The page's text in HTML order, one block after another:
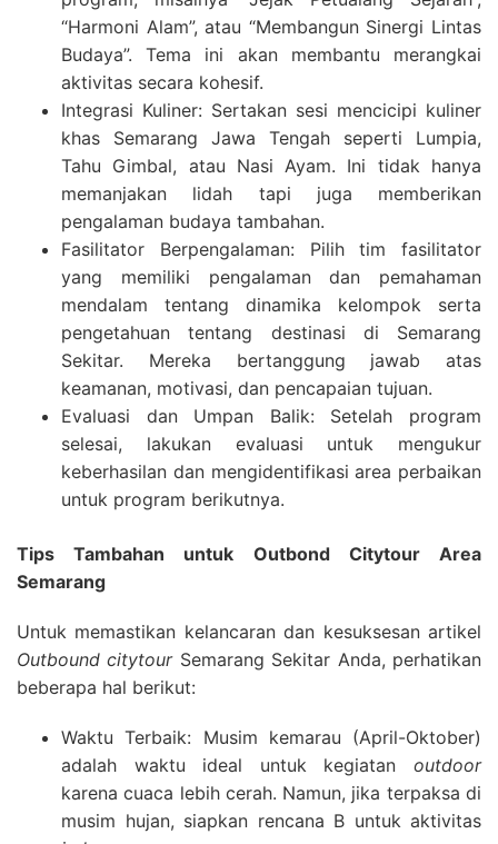
“Harmoni Alam”, atau “Membangun Sinergi Lintas
Budaya”. Tema ini akan membantu merangkai
aktivitas secara kohesif.
Integrasi Kuliner: Sertakan sesi mencicipi kuliner
khas Semarang Jawa Tengah seperti Lumpia,
Tahu Gimbal, atau Nasi Ayam. Ini tidak hanya
memanjakan lidah tapi juga memberikan
pengalaman budaya tambahan.
Fasilitator Berpengalaman: Pilih tim fasilitator
yang memiliki pengalaman dan pemahaman
mendalam tentang dinamika kelompok serta
pengetahuan tentang destinasi di Semarang
Sekitar. Mereka bertanggung jawab atas
keamanan, motivasi, dan pencapaian tujuan.
Evaluasi dan Umpan Balik: Setelah program
selesai, lakukan evaluasi untuk mengukur
keberhasilan dan mengidentifikasi area perbaikan
untuk program berikutnya.
Tips Tambahan untuk Outbond Citytour Area
Semarang
Untuk memastikan kelancaran dan kesuksesan artikel
Outbound citytourSemarang Sekitar Anda, perhatikan
beberapa hal berikut:
Waktu Terbaik: Musim kemarau (April-Oktober)
adalah waktu ideal untuk kegiatan outdoor
karena cuaca lebih cerah. Namun, jika terpaksa di
musim hujan, siapkan rencana B untuk aktivitas